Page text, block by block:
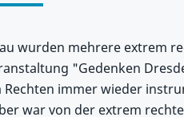
wurden mehrere extrem
"Gedenken
Rechten immer wieder
war von der extrem